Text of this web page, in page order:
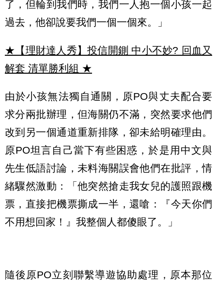
了，但輪到我們時，我們一人抱一個小孩一起
過去，他卻說要我們一個一個來。」
★【理財達人秀】投信開鍘 中小不妙? 回血又
解套 清單勝利組 ★
由於小孩無法獨自通關，原PO與丈夫配合要
求分兩批辦理，但海關仍不滿，突然要求他們
改到另一個通道重新排隊，卻未給明確理由。
原PO坦言自己當下有些困惑，於是用中文與
先生低語討論，未料海關誤會他們在批評，情
緒驟然激動：「他突然搶走我女兒的護照跟機
票，直接把機票撕成一半，還嗆：『今天你們
不用想回家！』我整個人都傻眼了。」
隨後原PO立刻聯繫導遊協助處理，原本那位